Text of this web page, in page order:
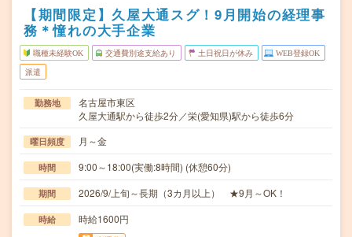
【期間限定】久屋大通スグ！9月開始の経理事
務＊憧れの大手企業
職種未経験OK 交通費別途支給あり 土日祝日が休み WEB登録OK
派遣
勤務地
名古屋市東区
久屋大通駅から徒歩2分／栄(愛知県)駅から徒歩6分
曜日頻度 月～金
時間 9:00～18:00(実働:8時間) (休憩60分)
期間 2026/9/上旬～長期（3カ月以上） ★9月～OK！
時給 時給1600円